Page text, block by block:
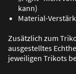
kann)
Material-
Zusätzlich zum
ausgestelltes
jeweiligen Trikots